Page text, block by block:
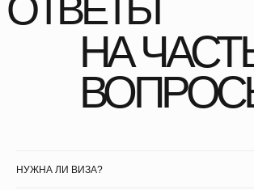
НУЖНА ЛИ ВИЗА?
ПУТЕШЕСТВИЯ
СМОТРЕТЬ ВСЕ ТУРЫ